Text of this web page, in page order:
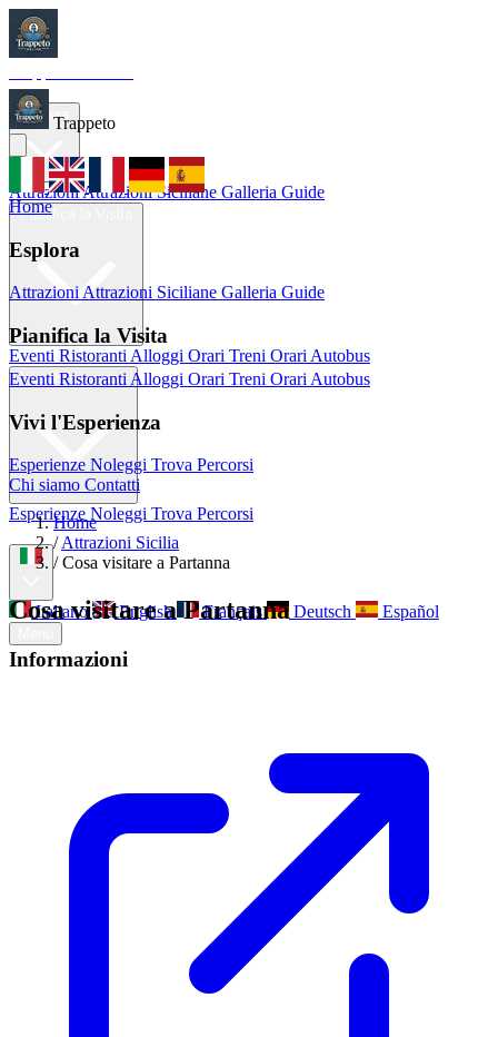
Home
AttrazioniAttrazioni Siciliane Galleria Guide
Eventi Ristoranti Alloggi Orari Treni Orari Autobus
Esperienze Noleggi Trova Percorsi
Chi siamoContatti
Italiano English Français Deutsch Español
Trappeto
Home
Esplora
AttrazioniAttrazioni Siciliane Galleria Guide
Pianifica la Visita
Eventi Ristoranti Alloggi Orari Treni Orari Autobus
Vivi l'Esperienza
Esperienze Noleggi Trova Percorsi
Chi siamo Contatti
Home
/ Attrazioni Sicilia
/ Cosa visitare a Partanna
Cosa visitare a Partanna
Informazioni